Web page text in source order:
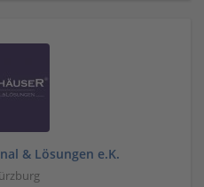
& Lösungen e.K.